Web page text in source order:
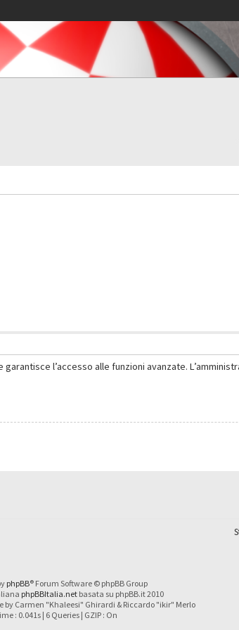
l’accesso alle funzioni avanzate.
phpBB® Forum Software © phpBB Group
phpBBItalia.netbasata su phpBB.it 2010
by Carmen "Khaleesi" Ghirardi & Riccardo "ikir" Merlo
: 0.041s | 6 Queries | GZIP : On